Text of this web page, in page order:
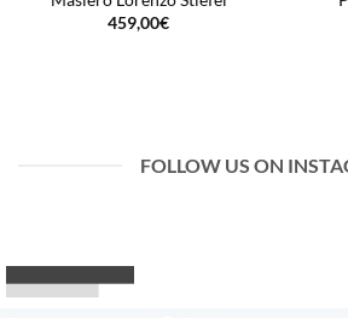
459,00€
FOLLOW US ON